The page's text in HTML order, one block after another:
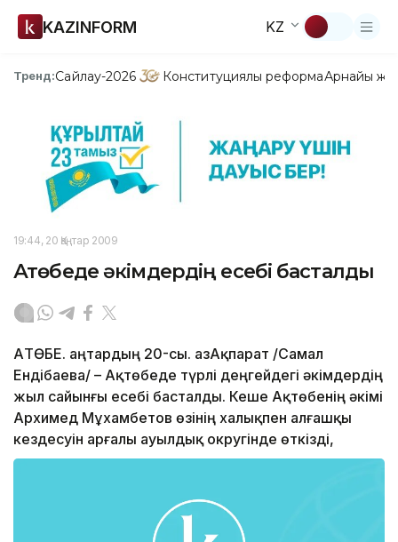
KAZINFORM KZ
Тренд:Сайлау-2026 Конституциялық реформаАрнайы
19:44, 20 Қаңтар 2009
Ақтөбеде әкімдердің есебі басталды
АҚТӨБЕ. Қаңтардың 20-сы. ҚазАқпарат /Самал
Ендібаева/ – Ақтөбеде түрлі деңгейдегі әкімдердің
жыл сайынғы есебі басталды. Кеше Ақтөбенің әкімі
Архимед Мұхамбетов өзінің халықпен алғашқы
кездесуін Қарғалы ауылдық округінде өткізді,